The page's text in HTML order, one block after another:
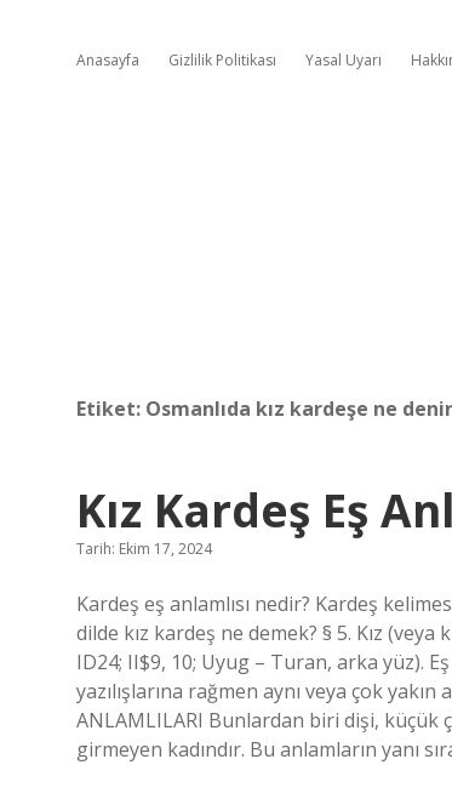
Anasayfa Gizlilik Politikası Yasal Uyarı
Etiket: Osmanlıda kız kardeşe ne
Kız Kardeş Eş
Tarih: Ekim 17, 2024
Kardeş eş anlamlısı nedir? Kardeş
dilde kız kardeş ne demek? § 5. Kız (veya
ID24; II$9, 10; Uyug – Turan, arka yüz).
yazılışlarına rağmen aynı veya çok
ANLAMLILARI Bunlardan biri dişi, küçük
girmeyen kadındır. Bu anlamların yanı